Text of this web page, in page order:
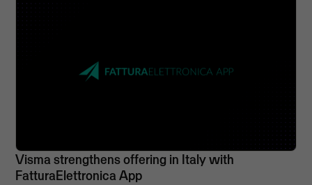
Visma strengthens offering in Italy with
FatturaElettronica App